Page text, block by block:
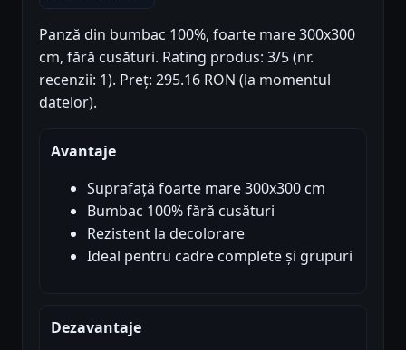
Panză din bumbac 100%, foarte mare 300x300
cm, fără cusături. Rating produs: 3/5 (nr.
recenzii: 1). Preț: 295.16 RON (la momentul
datelor).
Avantaje
Suprafață foarte mare 300x300 cm
Bumbac 100% fără cusături
Rezistent la decolorare
Ideal pentru cadre complete și grupuri
Dezavantaje